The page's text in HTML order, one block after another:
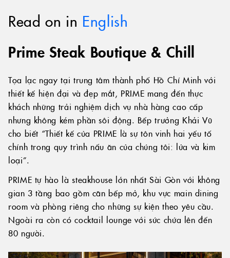
Read on in English
Prime Steak Boutique & Chill
Tọa lạc ngay tại trung tâm thành phố Hồ Chí Minh với
thiết kế hiện đại và đẹp mắt, PRIME mang đến thực
khách những trải nghiệm dịch vụ nhà hàng cao cấp
nhưng không kém phần sôi động. Bếp trưởng Khải Vũ
cho biết “Thiết kế của PRIME là sự tôn vinh hai yếu tố
chính trong quy trình nấu ăn của chúng tôi: lửa và kim
loại”.
PRIME tự hào là steakhouse lớn nhất Sài Gòn với không
gian 3 tầng bao gồm căn bếp mở, khu vực main dining
room và phòng riêng cho những sự kiện theo yêu cầu.
Ngoài ra còn có cocktail lounge với sức chứa lên đến
80 người.